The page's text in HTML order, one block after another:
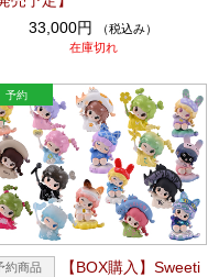
33,000円
（税込み）
在庫切れ
【BOX購入】Sweeti